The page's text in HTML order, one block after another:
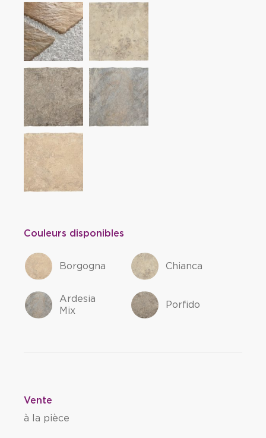
Couleurs disponibles
Borgogna Chianca
Ardesia
Mix
Porfido
Vente
à la pièce